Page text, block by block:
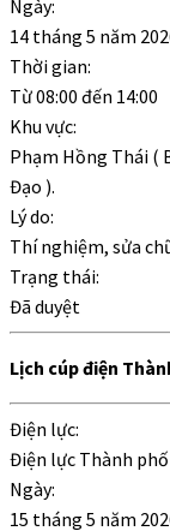
Ngày:
14 tháng 5 năm
Thời gian:
Từ08:00 đến 14:00
Khu vực:
Phạm Hồng Thái (
Đạo ).
Lý do:
Thí nghiệm, sửa
Trạng thái:
Đã duyệt
Lịch cúp điện
Điện lực:
Điện lực Thành
Ngày:
15 tháng 5 năm